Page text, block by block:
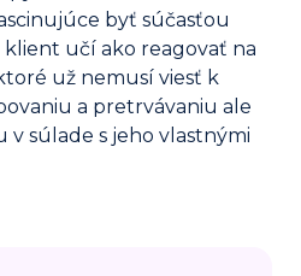
byť súčasťou
klient učí ako reagovať na
už nemusí viesť k
a pretrvávaniu ale
súlade s jeho vlastnými